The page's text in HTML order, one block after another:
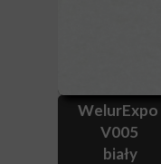
WelurExpo
V005
biały